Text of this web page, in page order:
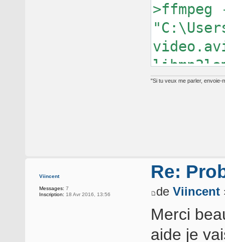
"Si tu veux me parler, envoie-
Viincent
Messages: 7
Inscription: 18 Avr 2016, 13:56
Re:
de Viincent
Merci
aide je